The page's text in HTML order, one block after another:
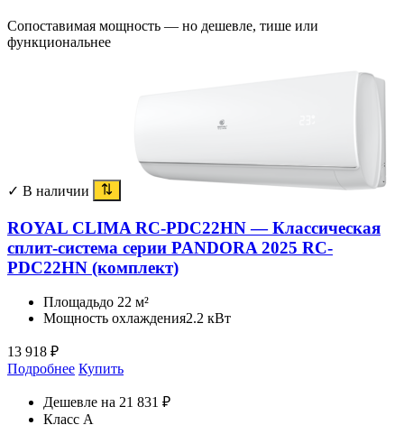
Сопоставимая мощность — но дешевле, тише или
функциональнее
✓ В наличии
ROYAL CLIMA RC-PDC22HN — Классическая
сплит-система серии PANDORA 2025 RC-
PDC22HN (комплект)
Площадьдо 22 м²
Мощность охлаждения2.2 кВт
13 918 ₽
Подробнее Купить
Дешевле на 21 831 ₽
Класс A